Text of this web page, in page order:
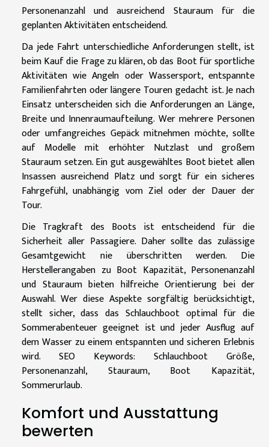
Personenanzahl und ausreichend Stauraum für die
geplanten Aktivitäten entscheidend.
Da jede Fahrt unterschiedliche Anforderungen stellt, ist
beim Kauf die Frage zu klären, ob das Boot für sportliche
Aktivitäten wie Angeln oder Wassersport, entspannte
Familienfahrten oder längere Touren gedacht ist. Je nach
Einsatz unterscheiden sich die Anforderungen an Länge,
Breite und Innenraumaufteilung. Wer mehrere Personen
oder umfangreiches Gepäck mitnehmen möchte, sollte
auf Modelle mit erhöhter Nutzlast und großem
Stauraum setzen. Ein gut ausgewähltes Boot bietet allen
Insassen ausreichend Platz und sorgt für ein sicheres
Fahrgefühl, unabhängig vom Ziel oder der Dauer der
Tour.
Die Tragkraft des Boots ist entscheidend für die
Sicherheit aller Passagiere. Daher sollte das zulässige
Gesamtgewicht nie überschritten werden. Die
Herstellerangaben zu Boot Kapazität, Personenanzahl
und Stauraum bieten hilfreiche Orientierung bei der
Auswahl. Wer diese Aspekte sorgfältig berücksichtigt,
stellt sicher, dass das Schlauchboot optimal für die
Sommerabenteuer geeignet ist und jeder Ausflug auf
dem Wasser zu einem entspannten und sicheren Erlebnis
wird. SEO Keywords: Schlauchboot Größe,
Personenanzahl, Stauraum, Boot Kapazität,
Sommerurlaub.
Komfort und Ausstattung
bewerten